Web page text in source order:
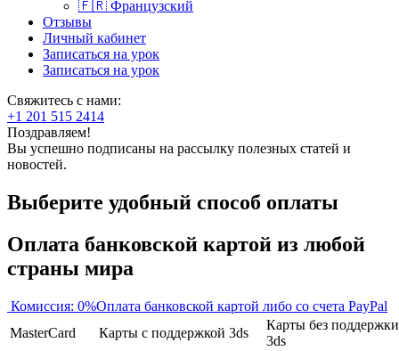
🇫🇷 Французский
Отзывы
Личный кабинет
Записаться на урок
Записаться на урок
Свяжитесь с нами:
+1 201 515 2414
Поздравляем!
Вы успешно подписаны на рассылку полезных статей и
новостей.
Выберите удобный способ оплаты
Оплата банковской картой из любой
страны мира
Комиссия: 0%Оплата банковской картой либо со счета PayPal
MasterCard
Карты с поддержкой 3ds
Карты без поддержки
3ds